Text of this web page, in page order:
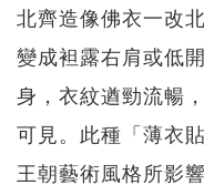
北齊造像佛衣一改
變成袒露右肩或低
身，衣紋遒勁流暢
可見。此種「薄衣
王朝藝術風格所影響